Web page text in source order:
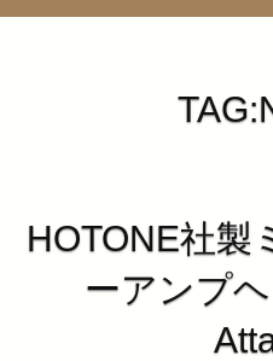
HOTONE社製
ーアンプ